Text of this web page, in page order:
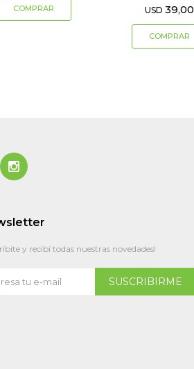
USD 39,00

y recibí todas nuestras novedades!
SUSCRIBIRME